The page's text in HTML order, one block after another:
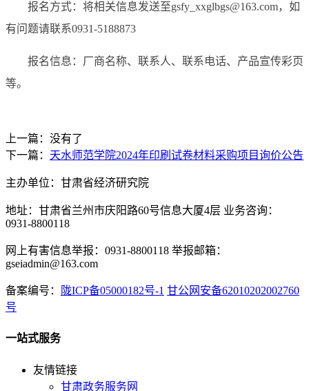
报名方式：将相关信息发送至gsfy_xxglbgs@163.com，如
有问题请联系0931-5188873
报名信息：厂商名称、联系人、联系电话、产品宣传彩页
等。
上一篇：没有了
下一篇： 天水师范学院2024年印刷试卷材料采购项目询价公告
主办单位：甘肃省经济研究院
地址：甘肃省兰州市庆阳路60号信息大厦4层 业务咨询：
0931-8800118
网上有害信息举报：0931-8800118 举报邮箱：
gseiadmin@163.com
备案编号： 陇ICP备05000182号-1 甘公网安备62010202002760
号
一站式服务
友情链接
甘肃政务服务网